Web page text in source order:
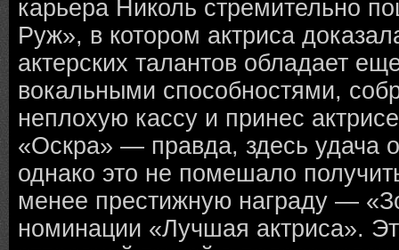
карьера Николь стремительно
Руж», в котором актриса
актерских талантов обладает
вокальными способностями,
неплохую кассу и принес
«Оскра» — правда, здесь удача
однако это не помешало
менее престижную награду —
номинации «Лучшая актриса».